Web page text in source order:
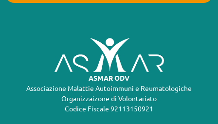
ASMAR ODV
Associazione Malattie Autoimmuni e Reumatologiche
Organizzaizone di Volontariato
Codice Fiscale 92113150921